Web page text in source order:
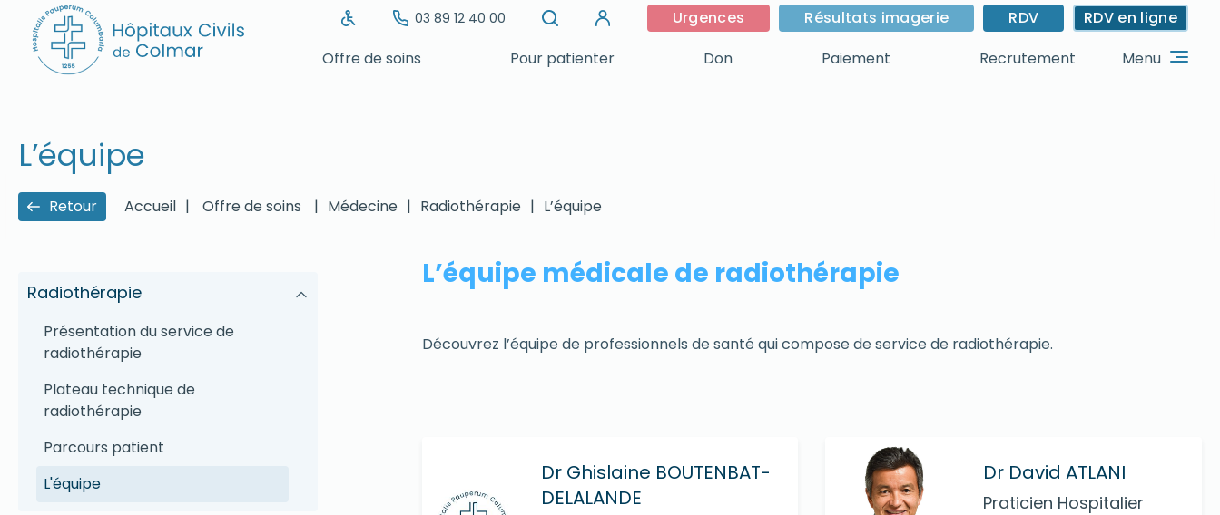
03 89 12 40 00 Urgences Résultats imagerie RDV
RDV en ligne
Offre de soins
Pour patienter Don Paiement Recrutement Menu
L’équipe
Retour Accueil | Offre de soins | Médecine | Radiothérapie | L’équipe
Radiothérapie
Présentation du service de
radiothérapie
Plateau technique de
radiothérapie
Parcours patient
L'équipe
L’équipe médicale de radiothérapie
Découvrez l’équipe de professionnels de santé qui compose de service de radiothérapie.
Dr Ghislaine BOUTENBAT-
DELALANDE
Dr David ATLANI
Praticien Hospitalier